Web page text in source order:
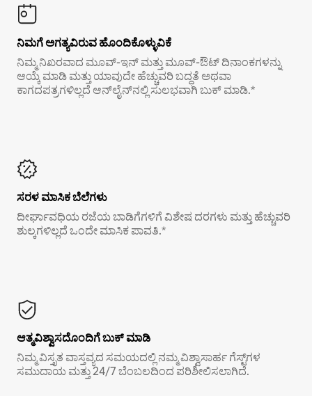
ನಿಮಗೆ ಅಗತ್ಯವಿರುವ ಹೊಂದಿಕೊಳ್ಳುವಿಕೆ
ನಿಮ್ಮ ನಿಖರವಾದ ಮೂವ್-ಇನ್ ಮತ್ತು ಮೂವ್-ಔಟ್ ದಿನಾಂಕಗಳನ್ನು
ಆಯ್ಕೆ ಮಾಡಿ ಮತ್ತು ಯಾವುದೇ ಹೆಚ್ಚುವರಿ ಬದ್ಧತೆ ಅಥವಾ
ಕಾಗದಪತ್ರಗಳಿಲ್ಲದೆ ಆನ್‌ಲೈನ್‌ನಲ್ಲಿ ಸುಲಭವಾಗಿ ಬುಕ್ ಮಾಡಿ.*
ಸರಳ ಮಾಸಿಕ ಬೆಲೆಗಳು
ದೀರ್ಘಾವಧಿಯ ರಜೆಯ ಬಾಡಿಗೆಗಳಿಗೆ ವಿಶೇಷ ದರಗಳು ಮತ್ತು ಹೆಚ್ಚುವರಿ
ಶುಲ್ಕಗಳಿಲ್ಲದೆ ಒಂದೇ ಮಾಸಿಕ ಪಾವತಿ.*
ಆತ್ಮವಿಶ್ವಾಸದೊಂದಿಗೆ ಬುಕ್ ಮಾಡಿ
ನಿಮ್ಮ ವಿಸ್ತೃತ ವಾಸ್ತವ್ಯದ ಸಮಯದಲ್ಲಿ ನಮ್ಮ ವಿಶ್ವಾಸಾರ್ಹ ಗೆಸ್ಟ್‌ಗಳ
ಸಮುದಾಯ ಮತ್ತು 24/7 ಬೆಂಬಲದಿಂದ ಪರಿಶೀಲಿಸಲಾಗಿದೆ.